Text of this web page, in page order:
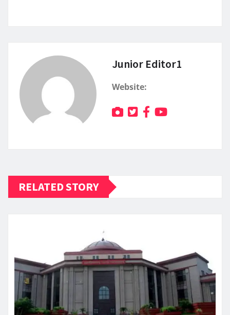
Junior Editor1
Website:
RELATED STORY